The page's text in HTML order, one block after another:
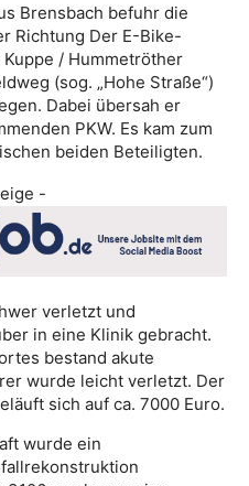
Brensbach befuhr die
Richtung Der E-Bike-
/ Hummetröther
(sog. „Hohe Straße“)
Dabei übersah er
PKW. Es kam zum
beiden Beteiligten.
-
verletzt und
in eine Klinik gebracht.
bestand akute
wurde leicht verletzt. Der
sich auf ca. 7000 Euro.
wurde ein